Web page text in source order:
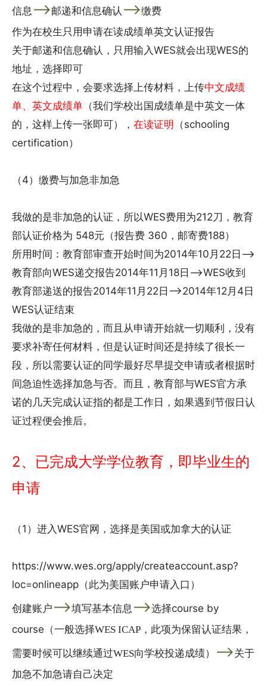
信息 ——>邮递和信息确认 ——>缴费
作为在校生只用申请在读成绩单英文认证报告
关于邮递和信息确认，只用输入WES就会出现WES的
地址，选择即可
在这个过程中，会要求选择上传材料，上传中文成绩
单、英文成绩单 （我们学校出国成绩单是中英文一体
的，这样上传一张即可）， 在读证明 （schooling
certification）
（4）缴费与加急非加急
我做的是非加急的认证，所以WES费用为212刀，教育
部认证价格为 548元（报告费 360，邮寄费188）
所用时间：教育部审查开始时间为2014年10月22日——>
教育部向WES递交报告2014年11月18日——>WES收到
教育部递送的报告2014年11月22日——>2014年12月4日
WES认证结束
我做的是非加急的，而且从申请开始就一切顺利，没有
要求补寄任何材料，但是认证时间还是持续了很长一
段，所以需要认证的同学最好尽早提交申请或者根据时
间急迫性选择加急与否。而且，教育部与WES官方承
诺的几天完成认证指的都是工作日，如果遇到节假日认
证过程便会推后。
2、已完成大学学位教育，即毕业生的
申请
（1）进入WES官网，选择是美国或加拿大的认证
https://www.wes.org/apply/createaccount.asp?
loc=onlineapp（此为美国账户申请入口）
创建账户 ——>填写基本信息 ——>选择course by
course（一般选择WES ICAP，此项为保留认证结果，
需要时候可以继续通过WES向学校投递成绩） ——>关于
加急不加急请自己决定